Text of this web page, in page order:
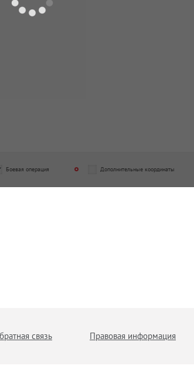
Боевая операция Дополнительные координаты
связь Правовая информация